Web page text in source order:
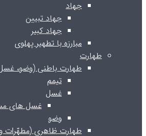
جهاد
جهاد تبیین
جهاد کبیر
مبارزه با تطهیر پهلوی
طهارت
طهارت باطنی (وضو،
تیمم
غسل
غسل های
وضو
طهارت ظاهری (مطهّرات